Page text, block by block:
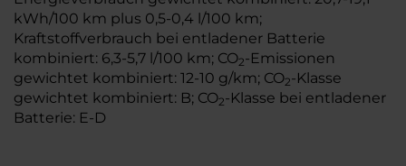
kWh/100 km plus 0,5-0,4 l/100 km;
Kraftstoffverbrauch bei entladener Batterie
kombiniert: 6,3-5,7 l/100 km; CO2-Emissionen
gewichtet kombiniert: 12-10 g/km; CO2-Klasse
gewichtet kombiniert: B; CO2-Klasse bei entladener
Batterie: E-D